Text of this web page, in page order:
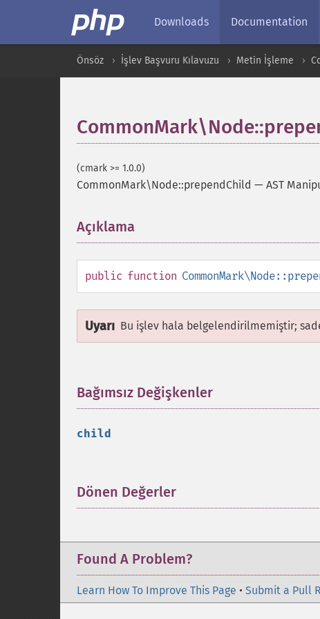
Downloads Documentation
Önsöz İşlev Başvuru Kılavuzu Metin İşleme
(cmark >= 1.0.0)
CommonMark\Node::prependChild — AST
Açıklama
public function
Uyarı Bu işlev hala belgelendirilmemiştir;
Bağımsız Değişkenler
child
Dönen Değerler
Found A Problem?
Learn How To Improve This Page • Submit a Pull